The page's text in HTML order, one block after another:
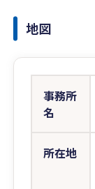
地図
事務所
名
所在地